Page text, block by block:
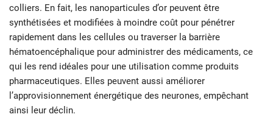
colliers. En fait, les nanoparticules d’or peuvent être
synthétisées et modifiées à moindre coût pour pénétrer
rapidement dans les cellules ou traverser la barrière
hématoencéphalique pour administrer des médicaments, ce
qui les rend idéales pour une utilisation comme produits
pharmaceutiques. Elles peuvent aussi améliorer
l’approvisionnement énergétique des neurones, empêchant
ainsi leur déclin.